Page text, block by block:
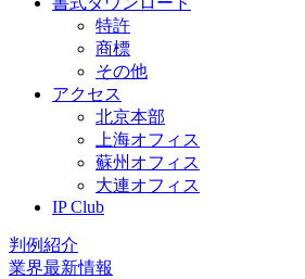
特許
商標
その他
アクセス
北京本部
上海オフィス
蘇州オフィス
大連オフィス
IP Club
判例紹介
業界最新情報